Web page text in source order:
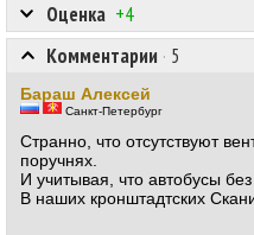
Оценка +4
Комментарии · 5
Бараш Алексей
Санкт-Петербург
Странно, что отсутствуют
поручнях.
И учитывая, что автобусы без
В наших кронштадтских